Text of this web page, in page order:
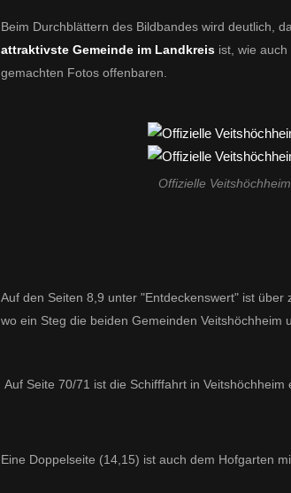
Beim Durchblättern des Bildbandes wird deutlich,
attraktivste Gemeinde im Landkreis ist, wie
gemachten Fotos offenbaren.
Offizielle
Auf den Seiten 8,9 unter "Entdeckenswert" ist über
wo ein Steg die beiden Gemeinden Veitshöchheim
Auf Seite 70/71 ist die Schifffahrt in Veitshöchheim
Eine Doppelseite (14,15) ist auch dem Hofgarten